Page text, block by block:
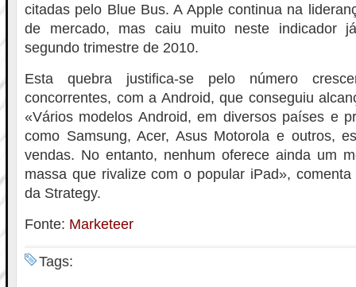
citadas pelo Blue Bus. A Apple continua na
de mercado, mas caiu muito neste indicador
segundo trimestre de 2010.
Esta quebra justifica-se pelo número
concorrentes, com a Android, que conseguiu
«Vários modelos Android, em diversos países e
como Samsung, Acer, Asus Motorola e outros,
vendas. No entanto, nenhum oferece ainda um
massa que rivalize com o popular iPad»,
da Strategy.
Fonte: Marketeer
Tags: